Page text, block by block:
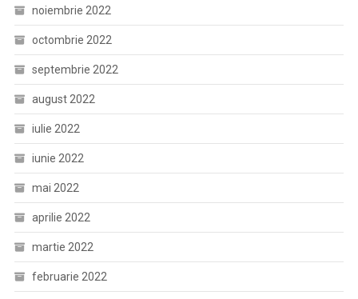
noiembrie 2022
octombrie 2022
septembrie 2022
august 2022
iulie 2022
iunie 2022
mai 2022
aprilie 2022
martie 2022
februarie 2022